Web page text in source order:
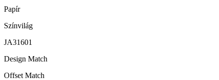
Papír
Színvilág
JA31601
Design Match
Offset Match